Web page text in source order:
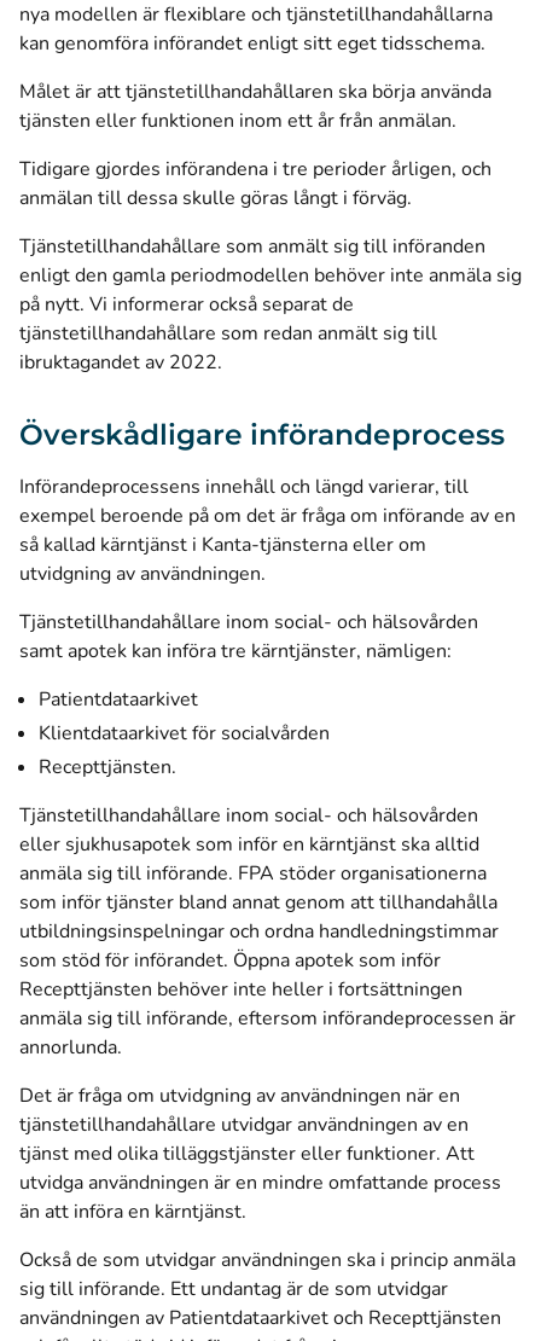
nya modellen är flexiblare och tjänstetillhandahållarna
kan genomföra införandet enligt sitt eget tidsschema.
Målet är att tjänstetillhandahållaren ska börja använda
tjänsten eller funktionen inom ett år från anmälan.
Tidigare gjordes införandena i tre perioder årligen, och
anmälan till dessa skulle göras långt i förväg.
Tjänstetillhandahållare som anmält sig till införanden
enligt den gamla periodmodellen behöver inte anmäla sig
på nytt. Vi informerar också separat de
tjänstetillhandahållare som redan anmält sig till
ibruktagandet av 2022.
Överskådligare införandeprocess
Införandeprocessens innehåll och längd varierar, till
exempel beroende på om det är fråga om införande av en
så kallad kärntjänst i Kanta-tjänsterna eller om
utvidgning av användningen.
Tjänstetillhandahållare inom social- och hälsovården
samt apotek kan införa tre kärntjänster, nämligen:
Patientdataarkivet
Klientdataarkivet för socialvården
Recepttjänsten.
Tjänstetillhandahållare inom social- och hälsovården
eller sjukhusapotek som inför en kärntjänst ska alltid
anmäla sig till införande. FPA stöder organisationerna
som inför tjänster bland annat genom att tillhandahålla
utbildningsinspelningar och ordna handledningstimmar
som stöd för införandet. Öppna apotek som inför
Recepttjänsten behöver inte heller i fortsättningen
anmäla sig till införande, eftersom införandeprocessen är
annorlunda.
Det är fråga om utvidgning av användningen när en
tjänstetillhandahållare utvidgar användningen av en
tjänst med olika tilläggstjänster eller funktioner. Att
utvidga användningen är en mindre omfattande process
än att införa en kärntjänst.
Också de som utvidgar användningen ska i princip anmäla
sig till införande. Ett undantag är de som utvidgar
användningen av Patientdataarkivet och Recepttjänsten